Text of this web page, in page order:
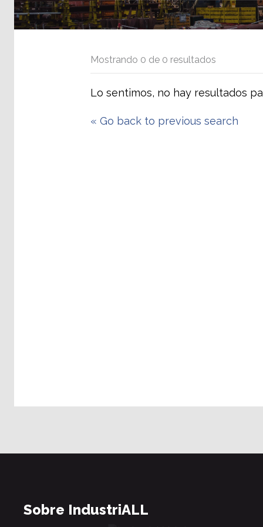
Mostrando 0 de 0 resultados
Lo sentimos, no hay resultados
«Go back to previous search
Sobre IndustriALL